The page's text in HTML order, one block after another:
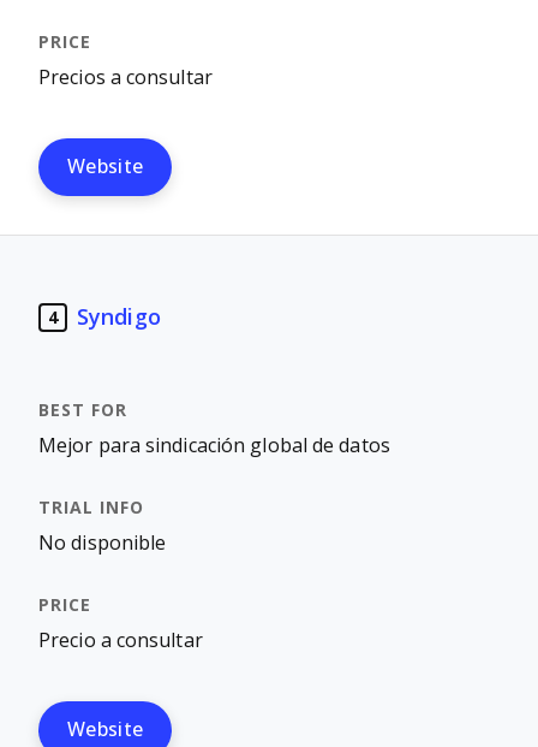
Precios a consultar
Website
4 Syndigo
Mejor para sindicación global de datos
No disponible
Precio a consultar
Website